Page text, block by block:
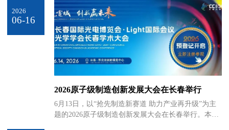
会议暨中国光学学会长春学术大会在东北亚国际博览
中心成功举办。在闭幕之际，我们邀请长春市工业和
信息化局局长方述华先生，为大家介绍展会的举办情
况。共同出席发布会的还有中国科学院长春光机所副
所长孙守红先生，长春理工大学副校长董立泉先生，
长春市人力资源和社会保障局局长孙冠一先生，长春
市经济合作局局长赵庆利先生，他们将共同回答大家
2026
06-16
2026原子级制造创新发展大会在长春举行
6月13日，以“抢先制造新赛道 助力产业再升级”为主
题的2026原子级制造创新发展大会在长春举行。本次